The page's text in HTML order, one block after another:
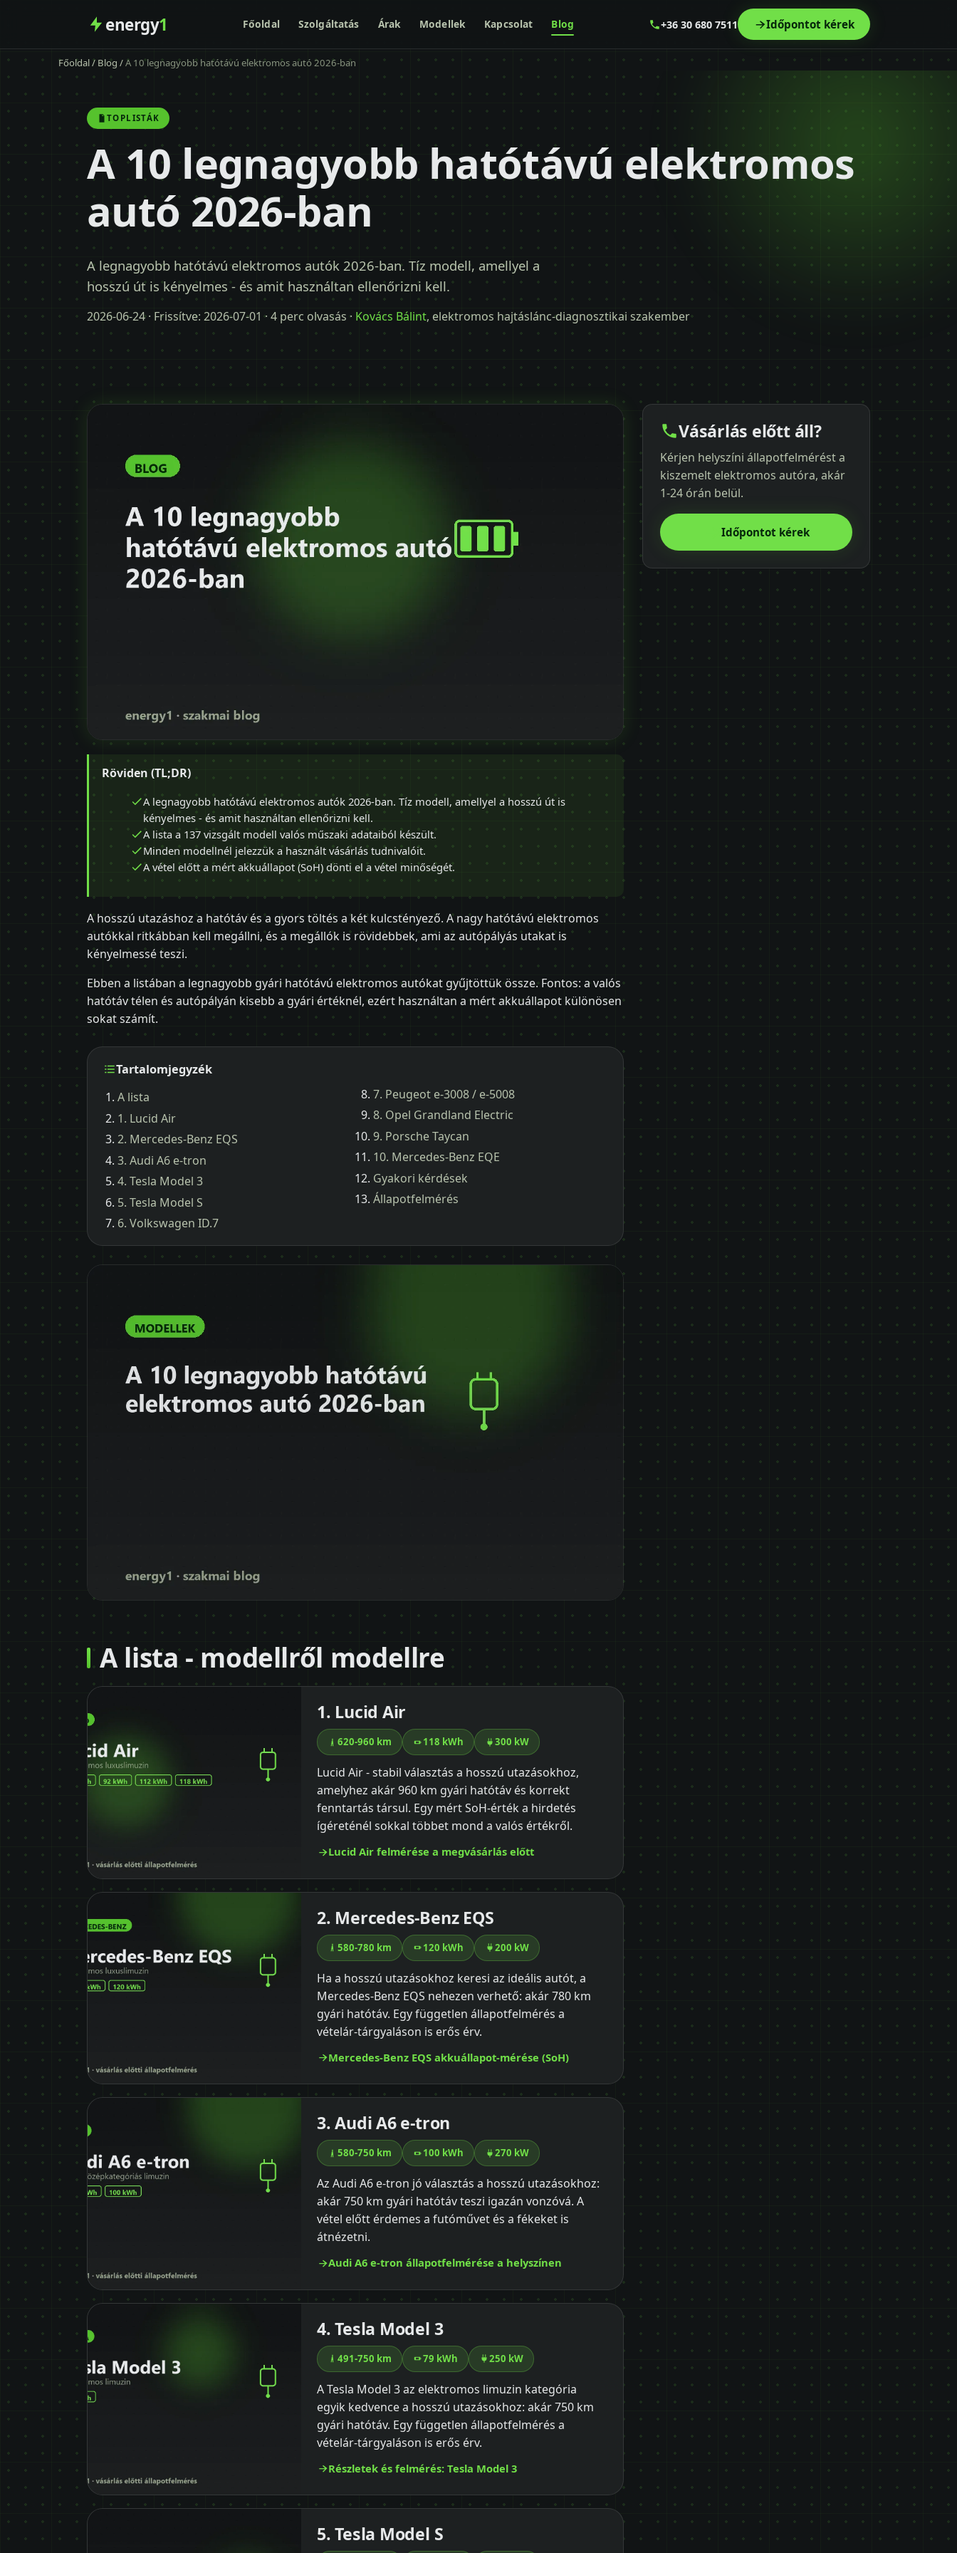
energy1 Főoldal Szolgáltatás Árak Modellek Kapcsolat Blog +36 30 680 7511 Időpontot kérek
Főoldal/ Blog /A 10 legnagyobb hatótávú elektromos autó 2026-ban
TOPLISTÁK
A 10 legnagyobb hatótávú elektromos
autó 2026-ban
A legnagyobb hatótávú elektromos autók 2026-ban. Tíz modell, amellyel a
hosszú út is kényelmes - és amit használtan ellenőrizni kell.
2026-06-24· Frissítve: 2026-07-01 · 4 perc olvasás · Kovács Bálint, elektromos hajtáslánc-diagnosztikai szakember
Röviden (TL;DR)
A legnagyobb hatótávú elektromos autók 2026-ban. Tíz modell, amellyel a hosszú út is
kényelmes - és amit használtan ellenőrizni kell.
A lista a 137 vizsgált modell valós műszaki adataiból készült.
Minden modellnél jelezzük a használt vásárlás tudnivalóit.
A vétel előtt a mért akkuállapot (SoH) dönti el a vétel minőségét.
A hosszú utazáshoz a hatótáv és a gyors töltés a két kulcstényező. A nagy hatótávú elektromos
autókkal ritkábban kell megállni, és a megállók is rövidebbek, ami az autópályás utakat is
kényelmessé teszi.
Ebben a listában a legnagyobb gyári hatótávú elektromos autókat gyűjtöttük össze. Fontos: a valós
hatótáv télen és autópályán kisebb a gyári értéknél, ezért használtan a mért akkuállapot különösen
sokat számít.
Tartalomjegyzék
A lista
1. Lucid Air
2. Mercedes-Benz EQS
3. Audi A6 e-tron
4. Tesla Model 3
5. Tesla Model S
6. Volkswagen ID.7
7. Peugeot e-3008 / e-5008
8. Opel Grandland Electric
9. Porsche Taycan
10. Mercedes-Benz EQE
Gyakori kérdések
Állapotfelmérés
A lista - modellről modellre
1. Lucid Air
620-960 km 118 kWh 300 kW
Lucid Air - stabil választás a hosszú utazásokhoz,
amelyhez akár 960 km gyári hatótáv és korrekt
fenntartás társul. Egy mért SoH-érték a hirdetés
ígéreténél sokkal többet mond a valós értékről.
Lucid Air felmérése a megvásárlás előtt
2. Mercedes-Benz EQS
580-780 km 120 kWh 200 kW
Ha a hosszú utazásokhoz keresi az ideális autót, a
Mercedes-Benz EQS nehezen verhető: akár 780 km
gyári hatótáv. Egy független állapotfelmérés a
vételár-tárgyaláson is erős érv.
Mercedes-Benz EQS akkuállapot-mérése (SoH)
3. Audi A6 e-tron
580-750 km 100 kWh 270 kW
Az Audi A6 e-tron jó választás a hosszú utazásokhoz:
akár 750 km gyári hatótáv teszi igazán vonzóvá. A
vétel előtt érdemes a futóművet és a fékeket is
átnézetni.
Audi A6 e-tron állapotfelmérése a helyszínen
4. Tesla Model 3
491-750 km 79 kWh 250 kW
A Tesla Model 3 az elektromos limuzin kategória
egyik kedvence a hosszú utazásokhoz: akár 750 km
gyári hatótáv. Egy független állapotfelmérés a
vételár-tárgyaláson is erős érv.
Részletek és felmérés: Tesla Model 3
5. Tesla Model S
Vásárlás előtt áll?
Kérjen helyszíni állapotfelmérést a
kiszemelt elektromos autóra, akár
1-24 órán belül.
Időpontot kérek